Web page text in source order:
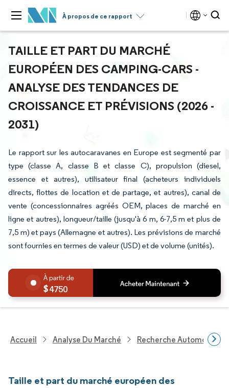
À propos de ce rapport
TAILLE ET PART DU MARCHÉ
EUROPÉEN DES CAMPING-CARS -
ANALYSE DES TENDANCES DE
CROISSANCE ET PRÉVISIONS (2026 -
2031)
Le rapport sur les autocaravanes en Europe est segmenté par
type (classe A, classe B et classe C), propulsion (diesel,
essence et autres), utilisateur final (acheteurs individuels
directs, flottes de location et de partage, et autres), canal de
vente (concessionnaires agréés OEM, places de marché en
ligne et autres), longueur/taille (jusqu'à 6 m, 6-7,5 m et plus de
7,5 m) et pays (Allemagne et autres). Les prévisions de marché
sont fournies en termes de valeur (USD) et de volume (unités).
4750
Accueil Analyse Du Marché Recherche Automobile
Taille et part du marché européen des